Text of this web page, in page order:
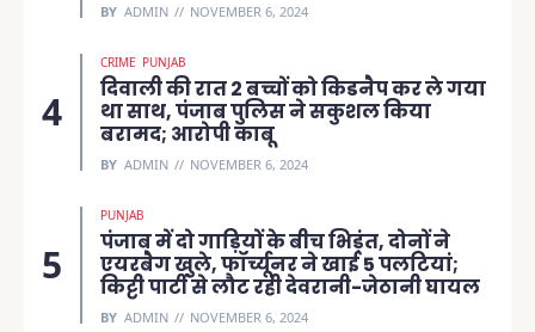
BY ADMIN NOVEMBER 6, 2024
CRIME PUNJAB
दिवाली की रात 2 बच्चों को किडनैप कर ले गया
था साथ, पंजाब पुलिस ने सकुशल किया
बरामद; आरोपी काबू
BY ADMIN NOVEMBER 6, 2024
PUNJAB
पंजाब में दो गाड़ियों के बीच भिड़ंत, दोनों ने
एयरबैग खुले, फॉर्च्यूनर ने खाई 5 पलटियां;
किट्टी पार्टी से लौट रही देवरानी-जेठानी घायल
BY ADMIN NOVEMBER 6, 2024